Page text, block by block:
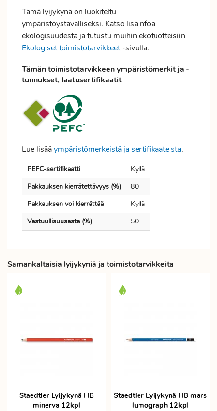
Tämä lyijykynä on luokiteltu
ympäristöystävälliseksi. Katso lisäinfoa
ekologisuudesta ja tutustu muihin ekotuotteisiin
Ekologiset toimistotarvikkeet-sivulla.
Tämän toimistotarvikkeen ympäristömerkit ja -
tunnukset, laatusertifikaatit
Lue lisääympäristömerkeistä ja sertifikaateista.
PEFC-sertifikaatti
Kyllä
Pakkauksen kierrätettävyys (%)
80
Pakkauksen voi kierrättää
Kyllä
Vastuullisuusaste (%)
50
Samankaltaisia lyijykyniä ja toimistotarvikkeita
Staedtler Lyijykynä HB
minerva 12kpl
Staedtler Lyijykynä HB mars
lumograph 12kpl